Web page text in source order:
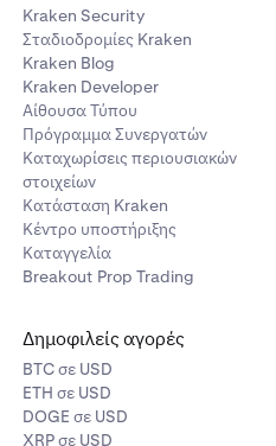
Kraken Security
Σταδιοδρομίες Kraken
Kraken Blog
Kraken Developer
Αίθουσα Τύπου
Πρόγραμμα Συνεργατών
Καταχωρίσεις περιουσιακών
στοιχείων
Κατάσταση Kraken
Κέντρο υποστήριξης
Καταγγελία
Breakout Prop Trading
Δημοφιλείς αγορές
BTC σε USD
ETH σε USD
DOGE σε USD
XRP σε USD